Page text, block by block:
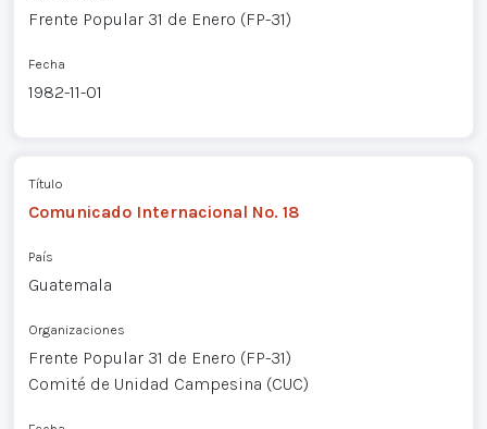
Frente Popular 31 de Enero (FP-31)
Fecha
1982-11-01
Título
Comunicado Internacional No. 18
País
Guatemala
Organizaciones
Frente Popular 31 de Enero (FP-31)
Comité de Unidad Campesina (CUC)